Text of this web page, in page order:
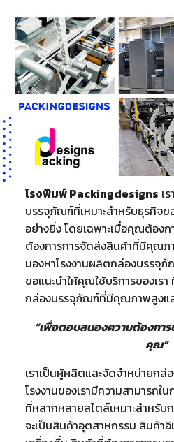
โรงพิมพ์ Packingdesigns เ
บรรจุภัณฑ์ที่เหมาะสำหรับธุรกิจ
อย่างยิ่ง โดยเฉพาะเมื่อคุณต้อง
ต้องการการจัดส่งสินค้าที่มีคุณภ
มองหาโรงงานผลิตกล่องบรรจุภั
ขอแนะนำให้คุณใช้บริการของเร
กล่องบรรจุภัณฑ์ที่มีคุณภาพสูงแล
“เพื่อตอบสนองความต้องกา
คุณ”
เราเป็นผู้ผลิตและจัดจำหน่ายก
โรงงานของเรามีความสามารถ
ที่หลากหลายสไตล์เหมาะสำหรับ
จะเป็นสินค้าอุตสาหกรรม สินค้า